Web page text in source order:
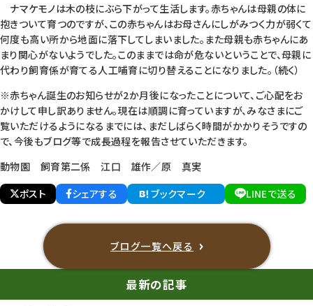
ナマケモノは木の枝にぶら下がって生活します。赤ちゃんは母親の体に
抱きついて育つのですが、この赤ちゃんはお母さんにしがみつく力が弱くて
何度も高い所から地面に落下してしまいました。また母親も赤ちゃんにあ
まり関心がないようでした。このままでは命が危ないということで、母親に
代わり飼育係が育てる人工哺育に切り替えることになりました。（続く）
※赤ちゃん誕生のお知らせが2か月後になったことについて、ご心配をお
かけして申し訳ありません。現在は順調に育っていますが、みなさまにご
覧いただけるようになるまでには、まだしばらく時間がかかりそうですの
で、今後もブログ等で成長過程を報告させていただきます。
動物園 飼育第二係 江口 雄作／原 真実
ポスト
シェアする ブックマーク LINEで送る
ブログ一覧へ戻る
最新の記事